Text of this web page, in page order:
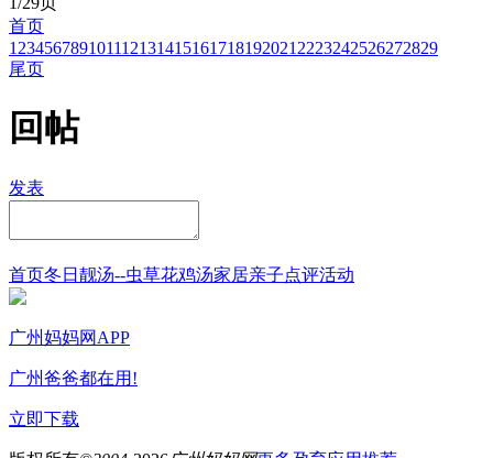
首页
1 23456789101112131415161718192021 2223242526272829
尾页
回帖
发表
首页冬日靓汤--虫草花鸡汤家居亲子点评活动
广州妈妈网APP
广州爸爸都在用!
立即下载